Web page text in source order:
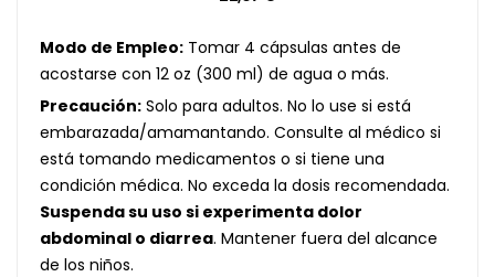
Modo de Empleo: Tomar 4 cápsulas antes de
acostarse con 12 oz (300 ml) de agua o más.
Precaución: Solo para adultos. No lo use si está
embarazada/amamantando. Consulte al médico si
está tomando medicamentos o si tiene una
condición médica. No exceda la dosis recomendada.
Suspenda su uso si experimenta dolor
abdominal o diarrea. Mantener fuera del alcance
de los niños.